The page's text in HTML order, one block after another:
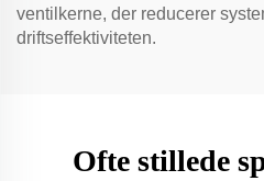
ventilkerne, der reducerer
driftseffektiviteten.
Ofte stillede